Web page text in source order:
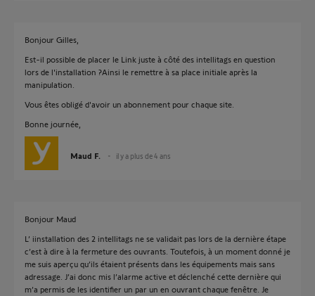
Bonjour Gilles,
Est-il possible de placer le Link juste à côté des intellitags en question
lors de l'installation ?Ainsi le remettre à sa place initiale après la
manipulation.
Vous êtes obligé d'avoir un abonnement pour chaque site.
Bonne journée,
Maud F. il y a plus de 4 ans
Bonjour Maud
L’ iinstallation des 2 intellitags ne se validait pas lors de la dernière étape
c’est à dire à la fermeture des ouvrants. Toutefois, à un moment donné je
me suis aperçu qu’ils étaient présents dans les équipements mais sans
adressage. J’ai donc mis l’alarme active et déclenché cette dernière qui
m’a permis de les identifier un par un en ouvrant chaque fenêtre. Je